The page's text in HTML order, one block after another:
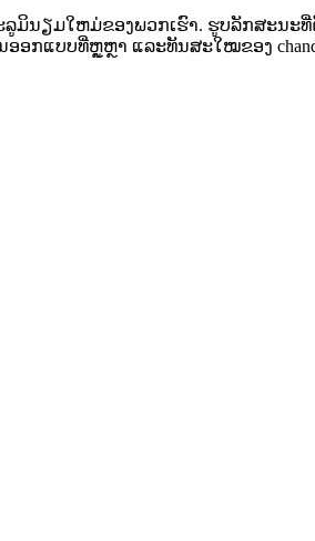
ລູມິນຽມໃຫມ່ຂອງພວກເຮົາ. ຮູບລັກສະນ
ກແບບທີ່ຫຼູຫຼາ ແລະທັນສະໃໝຂອງ